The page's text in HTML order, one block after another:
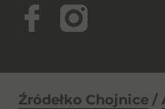
Źródełko Chojnice /